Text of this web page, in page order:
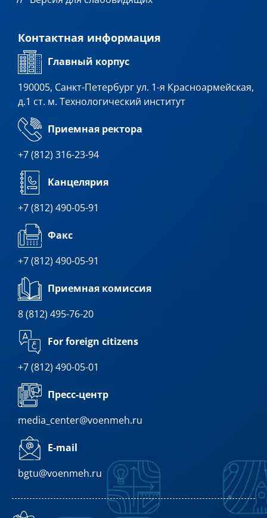
Контактная информация
Главный корпус
190005, Санкт-Петербург ул. 1-я Красноармейская,
д.1 ст. м. Технологический институт
Приемная ректора
+7 (812) 316-23-94
Канцелярия
+7 (812) 490-05-91
Факс
+7 (812) 490-05-91
Приемная комиссия
8 (812) 495-76-20
For foreign citizens
+7 (812) 490-05-01
Пресс-центр
media_center@voenmeh.ru
E-mail
bgtu@voenmeh.ru